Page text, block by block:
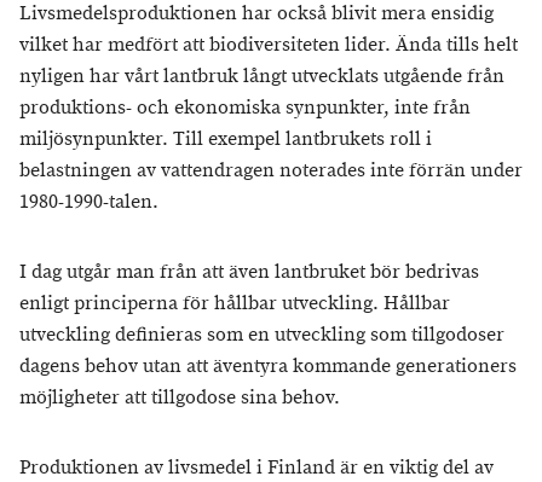
Livsmedelsproduktionen har också blivit mera ensidig
vilket har medfört att biodiversiteten lider. Ända tills helt
nyligen har vårt lantbruk långt utvecklats utgående från
produktions- och ekonomiska synpunkter, inte från
miljösynpunkter. Till exempel lantbrukets roll i
belastningen av vattendragen noterades inte förrän under
1980-1990-talen.
I dag utgår man från att även lantbruket bör bedrivas
enligt principerna för hållbar utveckling. Hållbar
utveckling definieras som en utveckling som tillgodoser
dagens behov utan att äventyra kommande generationers
möjligheter att tillgodose sina behov.
Produktionen av livsmedel i Finland är en viktig del av